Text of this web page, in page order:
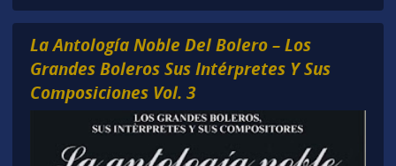
La Antología Noble Del Bolero – Los
Grandes Boleros Sus Intérpretes Y Sus
Composiciones Vol. 3